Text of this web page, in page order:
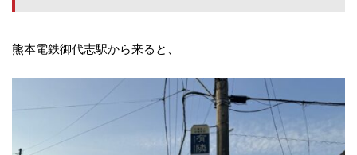
熊本電鉄御代志駅から来ると、